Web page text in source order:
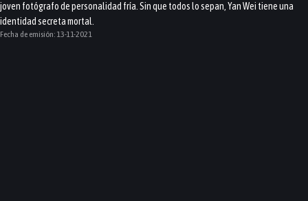
joven fotógrafo de personalidad fría. Sin que todos lo sepan, Yan Wei tiene una
identidad secreta mortal.
Fecha de emisión: 13-11-2021